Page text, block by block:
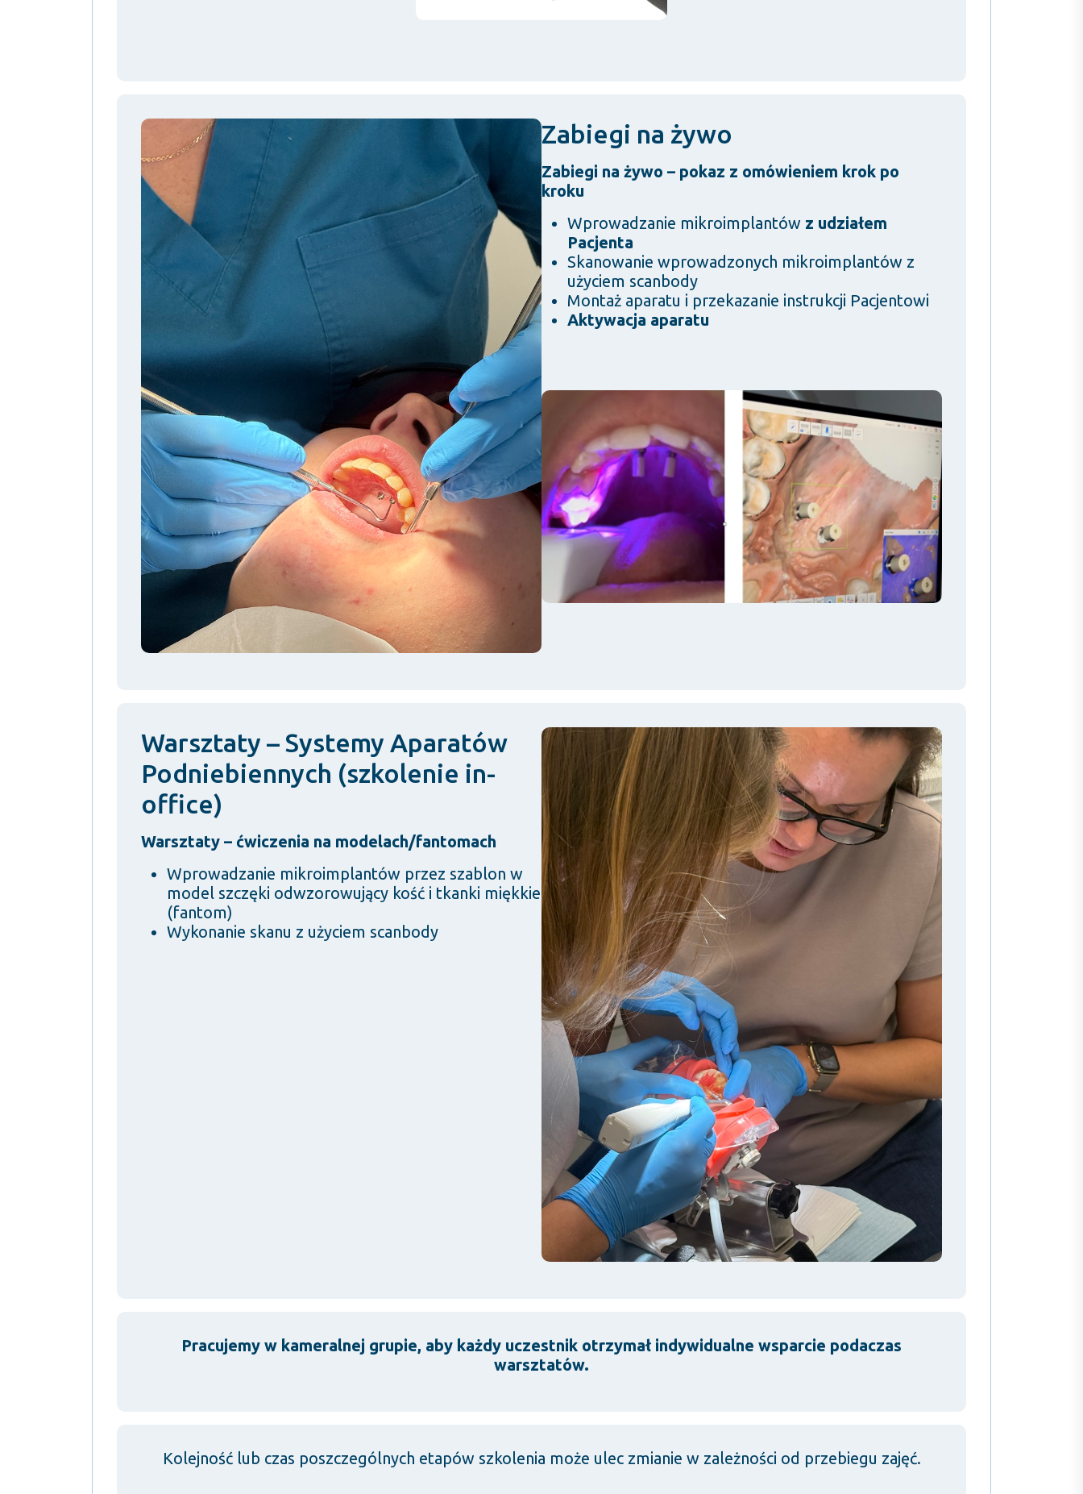
Zabiegi na żywo
Zabiegi na żywo – pokaz z omówieniem krok po
kroku
Wprowadzanie mikroimplantów z udziałem
Pacjenta
Skanowanie wprowadzonych mikroimplantów z
użyciem scanbody
Montaż aparatu i przekazanie instrukcji Pacjentowi
Aktywacja aparatu
Warsztaty – Systemy Aparatów
Podniebiennych (szkolenie in-
office)
Warsztaty – ćwiczenia na modelach/fantomach
Wprowadzanie mikroimplantów przez szablon w
model szczęki odwzorowujący kość i tkanki miękkie
(fantom)
Wykonanie skanu z użyciem scanbody
Pracujemy w kameralnej grupie, aby każdy uczestnik otrzymał indywidualne wsparcie podaczas
warsztatów.
Kolejność lub czas poszczególnych etapów szkolenia może ulec zmianie w zależności od przebiegu zajęć.